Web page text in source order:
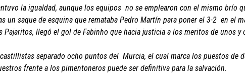
la igualdad, aunque los equipos no se emplearon con el mismo brío
un saque de esquina que remataba Pedro Martín para poner el 3-2 en el
Pajaritos, llegó el gol de Fabinho que hacia justicia a los meritos de unos y
separado ocho puntos del Murcia, el cual marca los puestos de
frente a los pimentoneros puede ser definitiva para la salvación.